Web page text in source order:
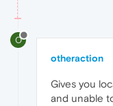
O
otheraction
Gives you
and unable